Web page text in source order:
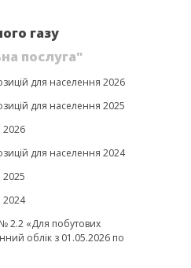
газу
послуга"
для населення 2026
для населення 2025
2026
для населення 2024
2025
2024
2.2 «Для побутових
облік з 01.05.2026 по